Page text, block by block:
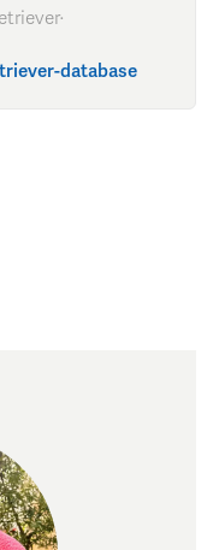
·
database